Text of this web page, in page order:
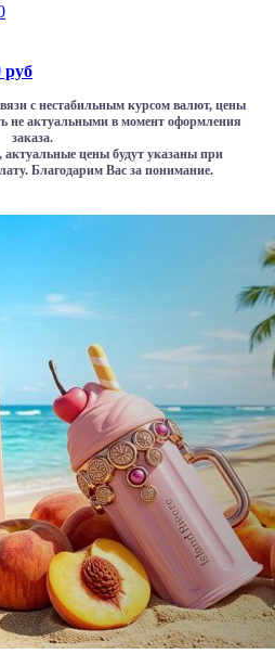
руб
с нестабильным курсом валют, цены
не актуальными в момент оформления
заказа.
цены будут указаны при
Благодарим Вас за понимание.